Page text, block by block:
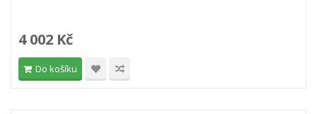
4 002 Kč
Do košíku